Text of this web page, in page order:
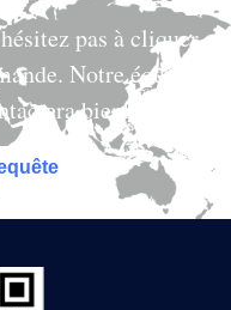
pas à cliquer
Notre équipe
bientôt.